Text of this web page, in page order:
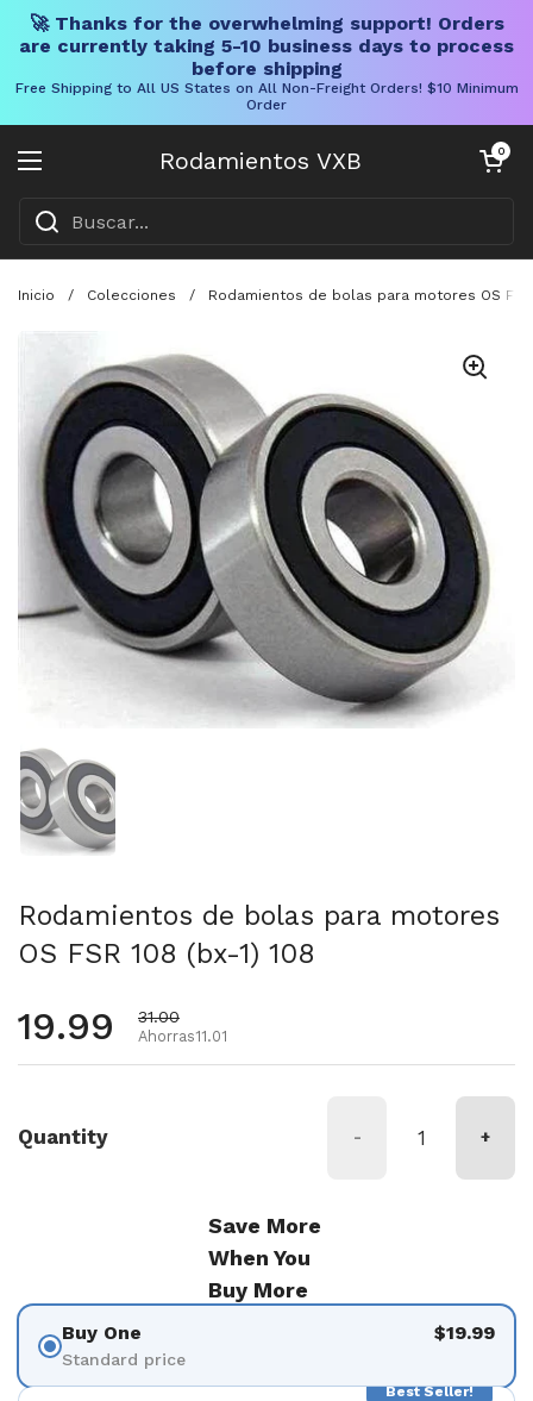
🚀 Thanks for the overwhelming support! Orders
are currently taking 5-10 business days to process
before shipping
Free Shipping to All US States on All Non-Freight Orders! $10 Minimum
Order
Rodamientos VXB
Abrir menú
Carrito0
Inicio / Colecciones / Rodamientos de bolas para motores OS FSR
Rodamientos de bolas para motores
OS FSR 108 (bx-1) 108
Precio habitual
19.99 Precio de oferta
31.00
Ahorras11.01
Quantity - +
Save More
When You
Buy More
Buy One
Standard price
$19.99
Best Seller!